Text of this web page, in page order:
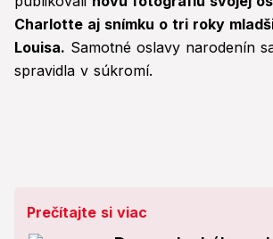
Charlotte aj snímku o tri roky
Louisa. Samotné oslavy narodenín
spravidla v súkromí.
Prečítajte si viac